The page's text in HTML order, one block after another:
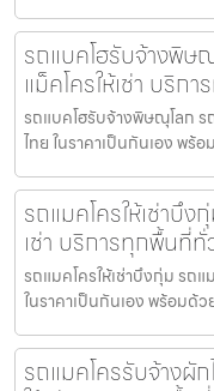
รถแบคโฮรับจ้างพิษ
แม็คโครให้เช่า บริก
รถแบคโฮรับจ้างพิษณุโลก ร
ไทย ในราคาเป็นกันเอง พ
รถแมคโครให้เช่าบึ
เช่า บริการทุกพื้นที่ทั่
รถแมคโครให้เช่าบึงกุ่ม รถแ
ในราคาเป็นกันเอง พร้อมด้
รถแมคโครรับจ้างผั